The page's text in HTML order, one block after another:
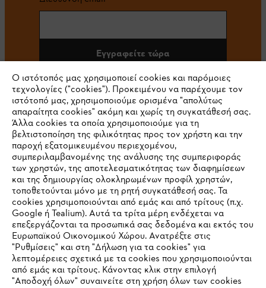
Εγγραφείτε τώρα
#STIHL
Εταιρεία
STIHL Συχνές ερωτήσεις
Ο ιστότοπός μας χρησιμοποιεί cookies και παρόμοιες
τεχνολογίες ("cookies"). Προκειμένου να παρέχουμε τον
ιστότοπό μας, χρησιμοποιούμε ορισμένα "απολύτως
απαραίτητα cookies" ακόμη και χωρίς τη συγκατάθεσή σας.
Άλλα cookies τα οποία χρησιμοποιούμε για τη
βελτιστοποίηση της φιλικότητας προς τον χρήστη και την
παροχή εξατομικευμένου περιεχομένου,
συμπεριλαμβανομένης της ανάλυσης της συμπεριφοράς
των χρηστών, της αποτελεσματικότητας των διαφημίσεων
και της δημιουργίας ολοκληρωμένων προφίλ χρηστών,
τοποθετούνται μόνο με τη ρητή συγκατάθεσή σας. Τα
cookies χρησιμοποιούνται από εμάς και από τρίτους (π.χ.
Google ή Tealium). Αυτά τα τρίτα μέρη ενδέχεται να
επεξεργάζονται τα προσωπικά σας δεδομένα και εκτός του
Ευρωπαϊκού Οικονομικού Χώρου. Ανατρέξτε στις
"Ρυθμίσεις" και στη "Δήλωση για τα cookies" για
λεπτομέρειες σχετικά με τα cookies που χρησιμοποιούνται
από εμάς και τρίτους. Κάνοντας κλικ στην επιλογή
"Αποδοχή όλων" συναινείτε στη χρήση όλων των cookies